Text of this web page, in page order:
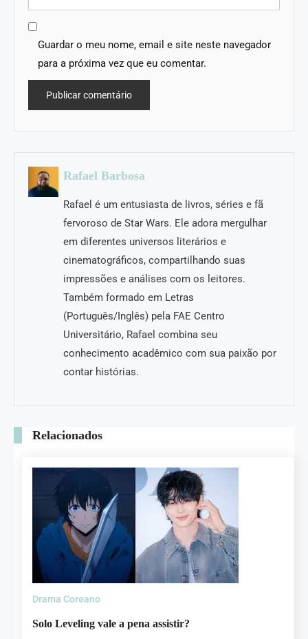
Guardar o meu nome, email e site neste navegador
para a próxima vez que eu comentar.
Rafael Barbosa
Rafael é um entusiasta de livros, séries e fã
fervoroso de Star Wars. Ele adora mergulhar
em diferentes universos literários e
cinematográficos, compartilhando suas
impressões e análises com os leitores.
Também formado em Letras
(Português/Inglês) pela FAE Centro
Universitário, Rafael combina seu
conhecimento acadêmico com sua paixão por
contar histórias.
Relacionados
Drama Coreano
Solo Leveling vale a pena assistir?